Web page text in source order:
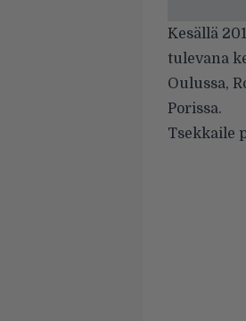
Kesällä
tulevana
Oulussa,
Porissa.
Tsekkaile